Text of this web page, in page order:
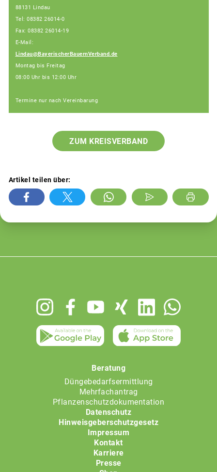
88131 Lindau
Tel: 08382 26014-0
Fax: 08382 26014-19
E-Mail:
Lindau@BayerischerBauernVerband.de
Montag bis Freitag
08:00 Uhr bis 12:00 Uhr
Termine nur nach Vereinbarung
ZUM KREISVERBAND
Artikel teilen über:
Beratung
Düngebedarfsermittlung
Mehrfachantrag
Pflanzenschutzdokumentation
Datenschutz
Hinweisgeberschutzgesetz
Impressum
Kontakt
Karriere
Presse